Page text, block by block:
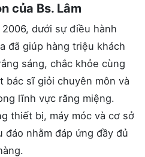
của Bs. Lâm
dưới sự điều hành
đã giúp hàng triệu khách
sáng, chắc khỏe cùng
bác sĩ giỏi chuyên môn và
lĩnh vực răng miệng.
thiết bị, máy móc và cơ sở
nhằm đáp ứng đầy đủ